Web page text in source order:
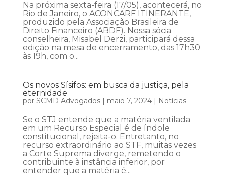
Na próxima sexta-feira (17/05), acontecerá, no
Rio de Janeiro, o ACONCARF ITINERANTE,
produzido pela Associação Brasileira de
Direito Financeiro (ABDF). Nossa sócia
conselheira, Misabel Derzi, participará dessa
edição na mesa de encerramento, das 17h30
às 19h, com o...
Os novos Sísifos: em busca da justiça, pela
eternidade
por SCMD Advogados| maio 7, 2024| Notícias
Se o STJ entende que a matéria ventilada
em um Recurso Especial é de índole
constitucional, rejeita-o. Entretanto, no
recurso extraordinário ao STF, muitas vezes
a Corte Suprema diverge, remetendo o
contribuinte à instância inferior, por
entender que a matéria é...